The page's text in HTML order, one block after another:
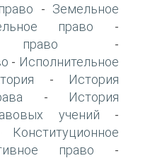
- Земельное
право -
право -
- Исполнительное
-
История
-
История
учений -
Конституционное
право -